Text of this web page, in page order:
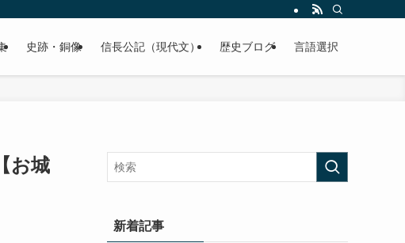
と幅広くご紹介致します。
史跡・銅像 信長公記（現代文） 歴史ブログ 言語選択
お城
新着記事